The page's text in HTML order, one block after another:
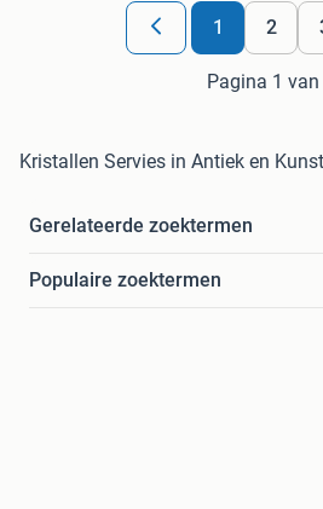
1 2
Pagina 1 van
Kristallen Servies in Antiek en Kunst
Gerelateerde zoektermen
Populaire zoektermen